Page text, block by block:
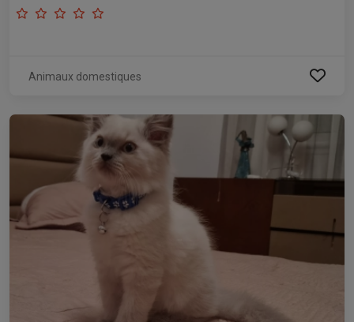
Animaux domestiques